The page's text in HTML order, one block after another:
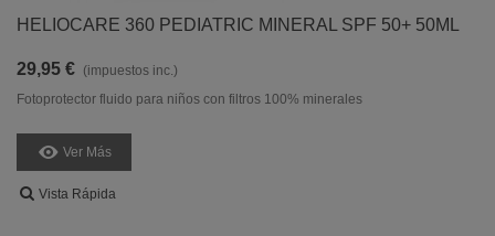
HELIOCARE 360 PEDIATRIC MINERAL SPF 50+ 50ML
29,95 € (impuestos inc.)
Fotoprotector fluido para niños con filtros 100% minerales
Ver Más
Vista Rápida